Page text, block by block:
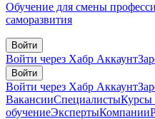
Обучение для смены
саморазвития
Войти
Войти через Хабр Аккаунт
Войти
Войти через Хабр Аккаунт
ВакансииСпециалистыКурсы
обучениеЭкспертыКомпании